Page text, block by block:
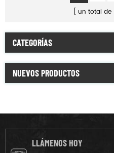
un total de
CATEGORÍAS
NUEVOS PRODUCTOS
LLÁMENOS HOY